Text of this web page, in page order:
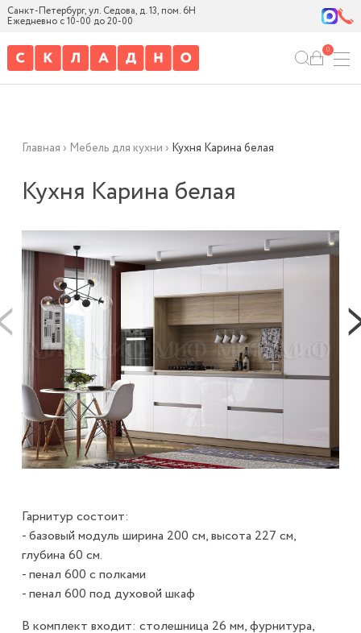
Санкт-Петербург, ул. Седова, д. 13, пом. 6Н
Ежедневно с 10-00 до 20-00
0
Главная › Мебель для кухни › Кухня Карина белая
Кухня Карина белая
Гарнитур состоит:
- базовый модуль ширина 200 см, высота 227 см,
глубина 60 см.
- пенал 600 с полками
- пенал 600 под духовой шкаф
В комплект входит: столешница 26 мм, фурнитура,